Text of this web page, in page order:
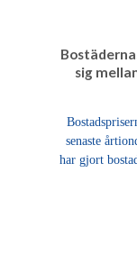
sig
senaste
har gjort